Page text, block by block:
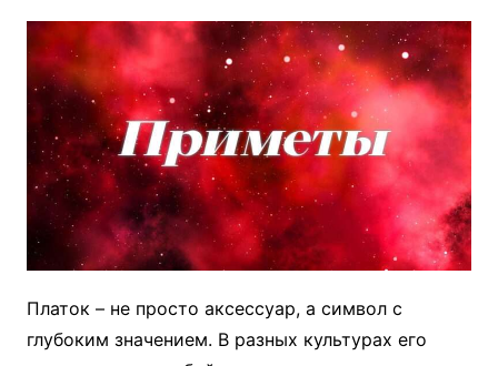
Платок – не просто аксессуар, а символ с
глубоким значением. В разных культурах его